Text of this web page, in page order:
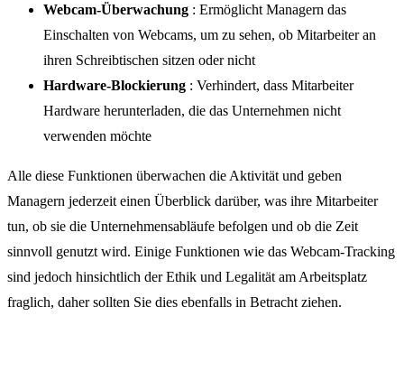
Webcam-Überwachung : Ermöglicht Managern das
Einschalten von Webcams, um zu sehen, ob Mitarbeiter an
ihren Schreibtischen sitzen oder nicht
Hardware-Blockierung : Verhindert, dass Mitarbeiter
Hardware herunterladen, die das Unternehmen nicht
verwenden möchte
Alle diese Funktionen überwachen die Aktivität und geben
Managern jederzeit einen Überblick darüber, was ihre Mitarbeiter
tun, ob sie die Unternehmensabläufe befolgen und ob die Zeit
sinnvoll genutzt wird. Einige Funktionen wie das Webcam-Tracking
sind jedoch hinsichtlich der Ethik und Legalität am Arbeitsplatz
fraglich, daher sollten Sie dies ebenfalls in Betracht ziehen.